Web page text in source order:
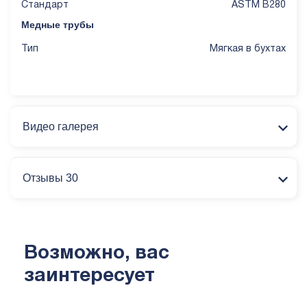
Стандарт ASTM B280
Медные трубы
Тип Мягкая в бухтах
Видео галерея
Отзывы 30
Возможно, вас
заинтересует